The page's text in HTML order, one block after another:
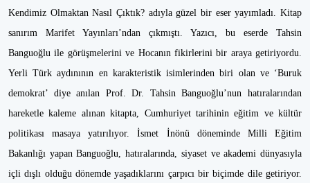
Kendimiz Olmaktan Nasıl Çıktık? adıyla güzel bir eser yayımladı. Kitap
sanırım Marifet Yayınları’ndan çıkmıştı. Yazıcı, bu eserde Tahsin
Banguoğlu ile görüşmelerini ve Hocanın fikirlerini bir araya getiriyordu.
Yerli Türk aydınının en karakteristik isimlerinden biri olan ve ‘Buruk
demokrat’ diye anılan Prof. Dr. Tahsin Banguoğlu’nun hatıralarından
hareketle kaleme alınan kitapta, Cumhuriyet tarihinin eğitim ve kültür
politikası masaya yatırılıyor. İsmet İnönü döneminde Milli Eğitim
Bakanlığı yapan Banguoğlu, hatıralarında, siyaset ve akademi dünyasıyla
içli dışlı olduğu dönemde yaşadıklarını çarpıcı bir biçimde dile getiriyor.